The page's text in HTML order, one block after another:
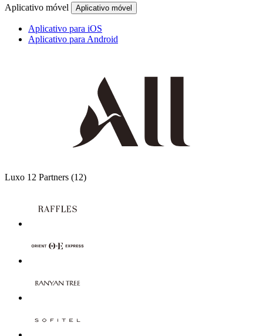
Aplicativo móvel Aplicativo móvel
Aplicativo para iOS
Aplicativo para Android
Luxo 12 Partners (12)